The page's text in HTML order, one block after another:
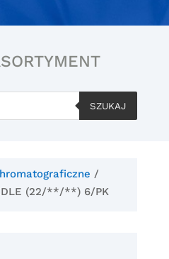
SZUKAJ
/
(22/**/**) 6/PK